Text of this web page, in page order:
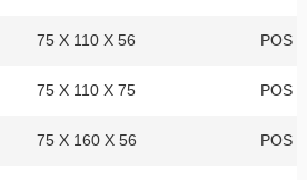
75 X 110 X 56 POS
75 X 110 X 75 POS
75 X 160 X 56 POS